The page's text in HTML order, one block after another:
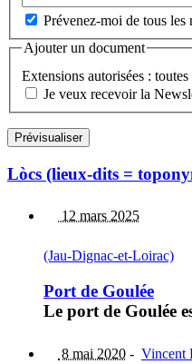
Prévenez-moi de tous les
Ajouter un document
Extensions autorisées : toutes
Je veux recevoir la
Lòcs (lieux-dits =
12 mars 2025
(Jau-Dignac-et-Loirac)
Port de Goulée
Le port de Goulée
8 mai 2020 - Vincent